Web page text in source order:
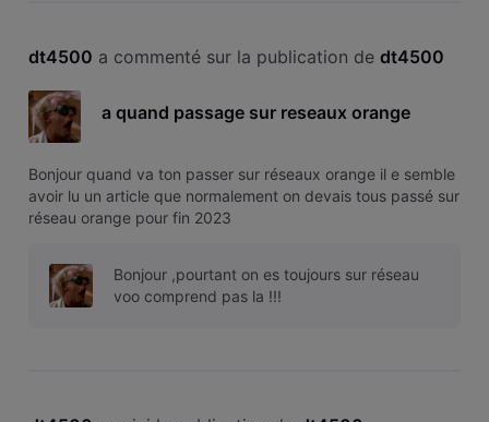
dt4500 a commenté sur la publication de dt4500
a quand passage sur reseaux orange
Bonjour quand va ton passer sur réseaux orange il e semble
avoir lu un article que normalement on devais tous passé sur
réseau orange pour fin 2023
Bonjour ,pourtant on es toujours sur réseau
voo comprend pas la !!!